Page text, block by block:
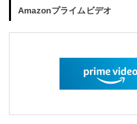
Amazonプライムビデオ